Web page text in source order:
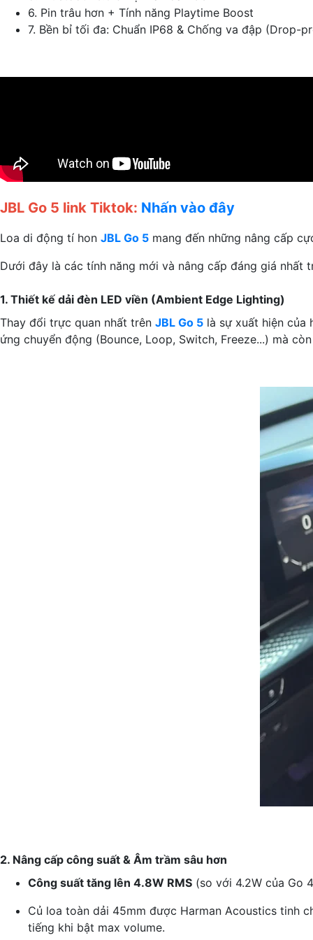
6. Pin trâu hơn + Tính năng Playtime Boost
7. Bền bỉ tối đa: Chuẩn IP68 & Chống va đập (Drop-
JBL Go 5 link Tiktok: Nhấn vào đây
Loa di động tí hon JBL Go 5 mang đến những nâng cấp
Dưới đây là các tính năng mới và nâng cấp đáng giá nhất
1. Thiết kế dải đèn LED viền (Ambient Edge Lighting)
Thay đổi trực quan nhất trên JBL Go 5 là sự xuất hiện của
ứng chuyển động (Bounce, Loop, Switch, Freeze...) mà
2. Nâng cấp công suất & Âm trầm sâu hơn
Công suất tăng lên 4.8W RMS (so với 4.2W của Go
Củ loa toàn dải 45mm được Harman Acoustics tinh
tiếng khi bật max volume.